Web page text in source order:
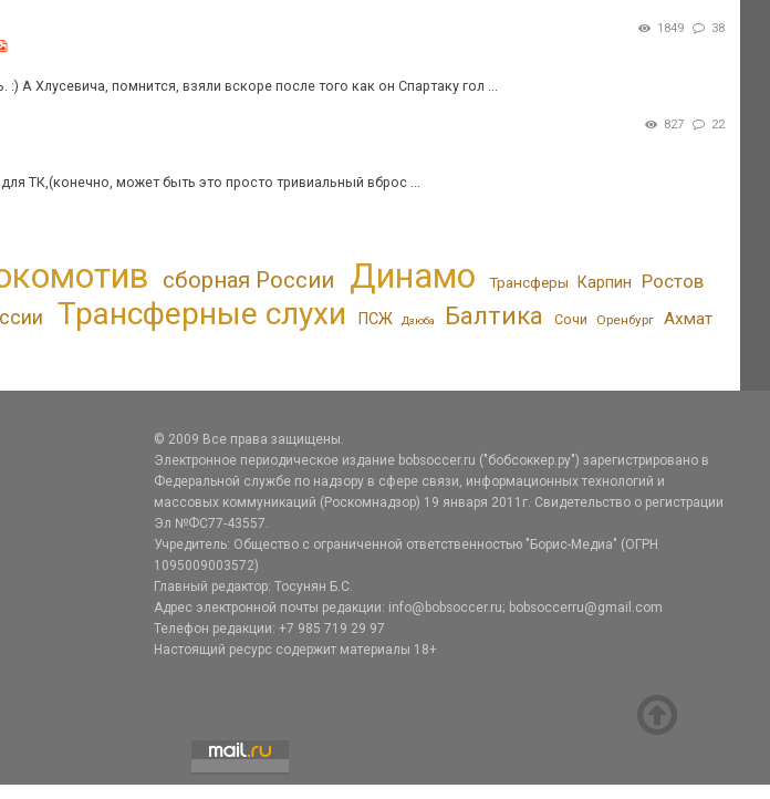
1849 38
А Хлусевича, помнится, взяли вскоре после того как он Спартаку гол ...
827 22
ТК,(конечно, может быть это просто тривиальный вброс ...
сборная России Динамо Трансферы Карпин Ростов
Трансферные слухи ПСЖ Дзюба Балтика Сочи Оренбург Ахмат
© 2009 Все права защищены.
Электронное периодическое издание bobsoccer.ru ("бобсоккер.ру") зарегистрировано в
Федеральной службе по надзору в сфере связи, информационных технологий и
массовых коммуникаций (Роскомнадзор) 19 января 2011г. Свидетельство о регистрации
Эл №ФС77-43557.
Учредитель: Общество с ограниченной ответственностью "Борис-Медиа" (ОГРН
1095009003572)
Главный редактор: Тосунян Б.С.
Адрес электронной почты редакции: info@bobsoccer.ru; bobsoccerru@gmail.com
Телефон редакции: +7 985 719 29 97
Настоящий ресурс содержит материалы 18+